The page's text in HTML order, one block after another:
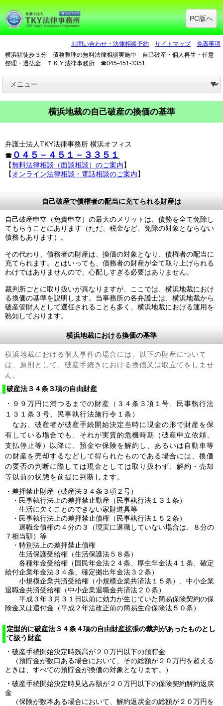
PC版へ
お問い合わせ・法律相談予約 サイトマップ
免責事項
横浜駅徒歩３分 債務整理の無料法律相談実施中 自己破産・個人再生・任意
整理・過払金 ＴＫＹ法律事務所 ☎045-451-3351
横浜地裁の自己破産の換価の基準
弁護士法人TKY法律事務所 横浜オフィス
☎ ０４５－４５１－３３５１
【無料法律相談（面談相談）のご案内】
【オンライン法律相談・電話相談のご案内】
自己破産で債権者の配当に充てられる財産は
自己破産申立（免責申立）の最大のメリットは、債務を全て免除し
てもらうことにあります（ただ、税金など、免除の対象とならない
債務もあります）。
その代わり、債務者の財産は、換価の対象となり、債権者の配当に
充てられます。とはいっても、債務者の財産が全て取り上げられる
わけではありませんので、心配しすぎる必要はありません。
裁判所ごとに取り扱いが異なりますが、ここでは、横浜地裁におけ
る換価の基準を説明します。当事務所の各弁護士は、横浜地裁から
破産管財人として選任されることも多く、横浜地裁における運用を
熟知しております。
横浜地裁における換価の基準
横浜地裁における個人事件の場合には、以下の財産について
は、原則として、破産手続きにおける換価又は取立てをしませ
ん。
破産法３４条３項の自由財産
・９９万円に満つるまでの財産（３４条３項１号、民事執行法
１３１条３号、民事執行法施行令１条）
なお、破産者が破産手続開始決定当時に現金の形で財産を保
有している場合でも、それが実質的危機時期（破産申立依頼、
支払停止等）以降に、預金や保険を解約し、あるいは自動車等
の財産を売却するなどして得られたものである場合には、換価
の要否の判断に際しては現金としては取り扱わず、解約・売却
等以前の状態を前提に判断します。
・差押禁止財産（破産法３４条３項２号）
・民事執行法上の差押禁止動産（民事執行法１３１条）
生活に欠くことのできない家財道具等
・民事執行法上の差押禁止債権（民事執行法１５２条）
退職金債権の４分の３（現実に退職していない場合は、８分の
７相当額）等
・特別法上の差押禁止債権
生活保護受給権（生活保護法５８条）
各種年金受給権（国民年金法２４条、厚生年金法４１条、確定
給付企業年金法３４条、確定拠出年金法３２条）
小規模企業共済受給権（小規模企業共済法１５条）、中小企業
退職金共済受給権（中小企業退職金共済法２０条）
平成３年３月３１日以前に効力が生じていた簡易保険契約の保
険金又は還付金（平成２年法改正前の簡易生命保険法５０条）
定型的に破産法３４条４項の自由財産拡張の裁判があったものとし
て扱う財産
・破産手続開始決定時残高が２０万円以下の預貯金
（預貯金が数口ある場合において、その総額が２０万円を超える
ときは、すべての預貯金が換価の対象となります。）
・破産手続開始決定時見込み額が２０万円以下の保険契約解約返戻
金
（保険が数本ある場合において、解約返戻金の総額が２０万円を